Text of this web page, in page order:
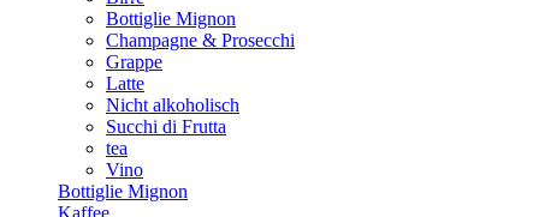
Bottiglie Mignon
Champagne & Prosecchi
Grappe
Latte
Nicht alkoholisch
Succhi di Frutta
tea
Vino
Bottiglie Mignon
Kaffee